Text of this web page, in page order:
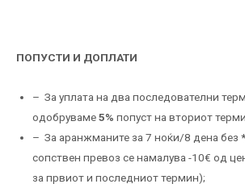
ПОПУСТИ И ДОПЛАТИ
– За уплата на два последователни
одобруваме5% попуст на вториот
– За аранжманите за 7 ноќи/8 дена без *
сопствен превоз се намалува -10€ од
за првиот и последниот термин);